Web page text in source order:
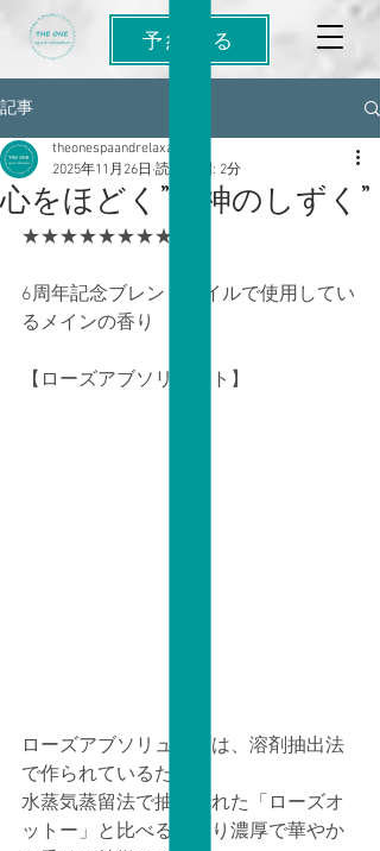
予約する
記事
心をほどく”女神のしずく”
theonespaandrelaxa
2025年11月26日 読了時間: 2分
★★★★★★★★★★
6周年記念ブレンドオイルで使用してい
るメインの香り
【ローズアブソリュート】
ローズアブソリュートは、溶剤抽出法
で作られているため、
水蒸気蒸留法で抽出された「ローズオ
ットー」と比べるとより濃厚で華やか